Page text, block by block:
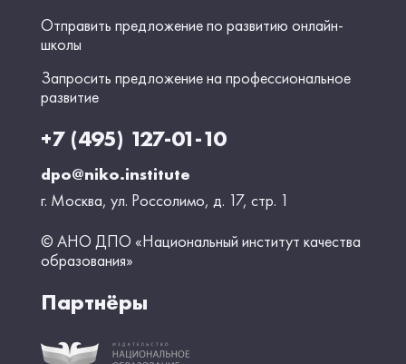
Отправить предложение по развитию онлайн-
школы
Запросить предложение на профессиональное
развитие
+7 (495) 127-01-10
dpo@niko.institute
г. Москва, ул. Россолимо, д. 17, стр. 1
© АНО ДПО «Национальный институт качества
образования»
Партнёры